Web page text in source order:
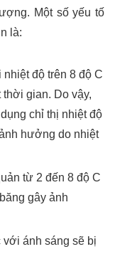
Một số yếu tố
là:
độ trên 8 độ C
gian. Do vậy,
chỉ thị nhiệt độ
hưởng do nhiệt
từ 2 đến 8 độ C
gây ảnh
với ánh sáng sẽ bị